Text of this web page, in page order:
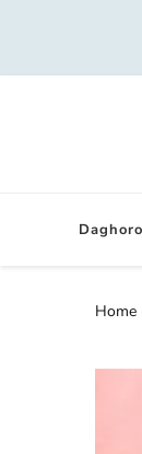
Home